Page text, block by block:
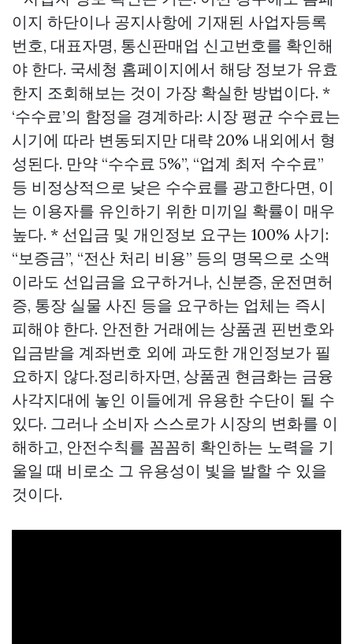
이지 하단이나 공지사항에 기재된 사업자등록
번호, 대표자명, 통신판매업 신고번호를 확인해
야 한다. 국세청 홈페이지에서 해당 정보가 유효
한지 조회해보는 것이 가장 확실한 방법이다. *
‘수수료’의 함정을 경계하라: 시장 평균 수수료는
시기에 따라 변동되지만 대략 20% 내외에서 형
성된다. 만약 “수수료 5%”, “업계 최저 수수료”
등 비정상적으로 낮은 수수료를 광고한다면, 이
는 이용자를 유인하기 위한 미끼일 확률이 매우
높다. * 선입금 및 개인정보 요구는 100% 사기:
“보증금”, “전산 처리 비용” 등의 명목으로 소액
이라도 선입금을 요구하거나, 신분증, 운전면허
증, 통장 실물 사진 등을 요구하는 업체는 즉시
피해야 한다. 안전한 거래에는 상품권 핀번호와
입금받을 계좌번호 외에 과도한 개인정보가 필
요하지 않다.정리하자면, 상품권 현금화는 금융
사각지대에 놓인 이들에게 유용한 수단이 될 수
있다. 그러나 소비자 스스로가 시장의 변화를 이
해하고, 안전수칙를 꼼꼼히 확인하는 노력을 기
울일 때 비로소 그 유용성이 빛을 발할 수 있을
것이다.